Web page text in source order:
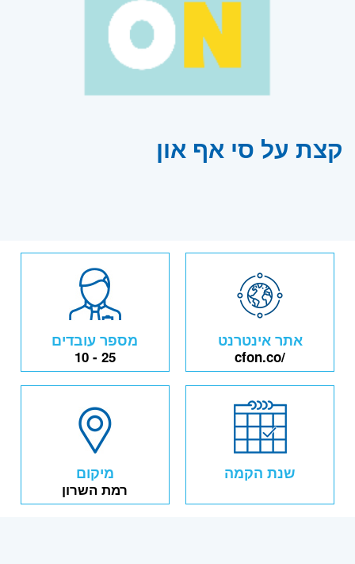
קצת על סי אף און
אתר אינטרנט
cfon.co/
מספר עובדים
10 - 25
שנת הקמה מיקום
רמת השרון